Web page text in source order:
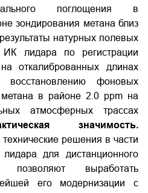
поглощения в
зондирования метана близ
натурных полевых
ИК лидара по регистрации
откалиброванных длинах
фоновых
метана в районе 2.0 ppm на
атмосферных трассах
значимость.
решения в части
лидара для дистанционного
позволяют выработать
его модернизации с